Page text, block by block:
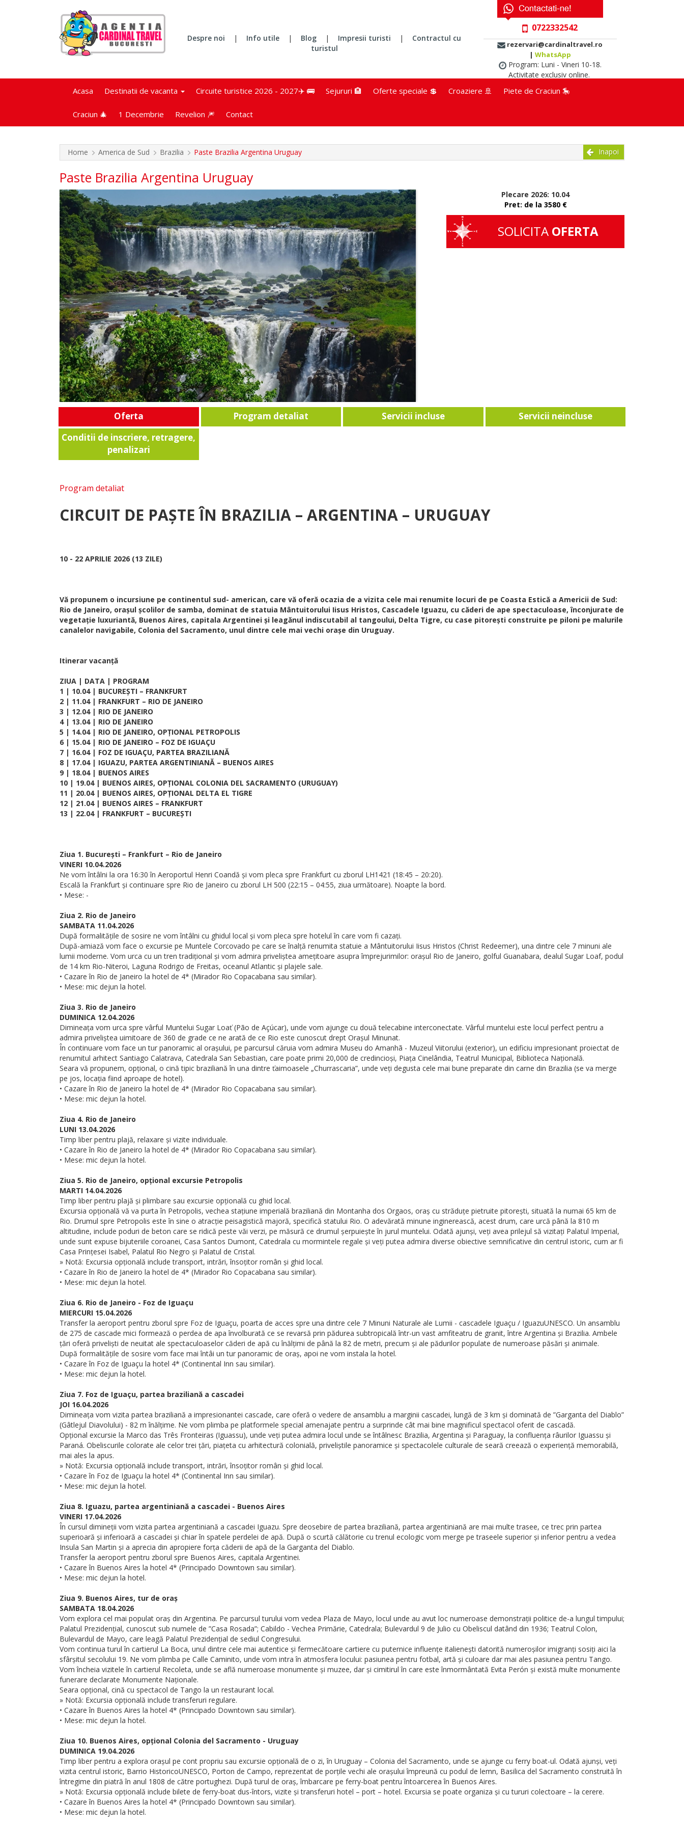
Despre noi | Info utile | Blog | Impresii turisti |
Contractul cu
turistul
0722332542
rezervari@cardinaltravel.ro
| WhatsApp
Program: Luni - Vineri 10-18.
Activitate exclusiv online.
Acasa Destinatii de vacanta Circuite turistice 2026 - 2027✈️ 🚌 Sejururi 🏨 Oferte speciale 💲 Croaziere 🚢 Piete de Craciun 🎠
Craciun 🎄 1 Decembrie Revelion 🎆 Contact
Home America de Sud Brazilia Paste Brazilia Argentina Uruguay Inapoi
Paste Brazilia Argentina Uruguay
Plecare 2026: 10.04
Pret: de la 3580 €
SOLICITA OFERTA
Oferta Program detaliat Servicii incluse
Servicii neincluse
Conditii de inscriere, retragere,
penalizari
Program detaliat
CIRCUIT DE PAȘTE ÎN BRAZILIA – ARGENTINA – URUGUAY
10 - 22 APRILIE 2026 (13 ZILE)
Vă propunem o incursiune pe continentul sud- american, care vă oferă ocazia de a vizita cele mai renumite locuri de pe Coasta Estică a Americii de Sud:
Rio de Janeiro, orașul școlilor de samba, dominat de statuia Mântuitorului Iisus Hristos, Cascadele Iguazu, cu căderi de ape spectaculoase, înconjurate de
vegetație luxuriantă, Buenos Aires, capitala Argentinei și leagănul indiscutabil al tangoului, Delta Tigre, cu case pitorești construite pe piloni pe malurile
canalelor navigabile, Colonia del Sacramento, unul dintre cele mai vechi orașe din Uruguay.
Itinerar vacanță
ZIUA | DATA | PROGRAM
1 | 10.04 | BUCUREȘTI – FRANKFURT
2 | 11.04 | FRANKFURT – RIO DE JANEIRO
3 | 12.04 | RIO DE JANEIRO
4 | 13.04 | RIO DE JANEIRO
5 | 14.04 | RIO DE JANEIRO, OPȚIONAL PETROPOLIS
6 | 15.04 | RIO DE JANEIRO – FOZ DE IGUAÇU
7 | 16.04 | FOZ DE IGUAÇU, PARTEA BRAZILIANĂ
8 | 17.04 | IGUAZU, PARTEA ARGENTINIANĂ – BUENOS AIRES
9 | 18.04 | BUENOS AIRES
10 | 19.04 | BUENOS AIRES, OPȚIONAL COLONIA DEL SACRAMENTO (URUGUAY)
11 | 20.04 | BUENOS AIRES, OPȚIONAL DELTA EL TIGRE
12 | 21.04 | BUENOS AIRES – FRANKFURT
13 | 22.04 | FRANKFURT – BUCUREȘTI
Ziua 1. București – Frankfurt – Rio de Janeiro
VINERI 10.04.2026
Ne vom întâlni la ora 16:30 în Aeroportul Henri Coandă și vom pleca spre Frankfurt cu zborul LH1421 (18:45 – 20:20).
Escală la Frankfurt și continuare spre Rio de Janeiro cu zborul LH 500 (22:15 – 04:55, ziua următoare). Noapte la bord.
• Mese: -
Ziua 2. Rio de Janeiro
SAMBATA 11.04.2026
După formalitățile de sosire ne vom întâlni cu ghidul local și vom pleca spre hotelul în care vom fi cazați.
După-amiază vom face o excursie pe Muntele Corcovado pe care se înalță renumita statuie a Mântuitorului Iisus Hristos (Christ Redeemer), una dintre cele 7 minuni ale
lumii moderne. Vom urca cu un tren tradițional și vom admira priveliștea amețitoare asupra împrejurimilor: orașul Rio de Janeiro, golful Guanabara, dealul Sugar Loaf, podul
de 14 km Rio-Niteroi, Laguna Rodrigo de Freitas, oceanul Atlantic și plajele sale.
• Cazare în Rio de Janeiro la hotel de 4* (Mirador Rio Copacabana sau similar).
• Mese: mic dejun la hotel.
Ziua 3. Rio de Janeiro
DUMINICA 12.04.2026
Dimineața vom urca spre vârful Muntelui Sugar Loať (Pão de Açúcar), unde vom ajunge cu două telecabine interconectate. Vârful muntelui este locul perfect pentru a
admira priveliștea uimitoare de 360 de grade ce ne arată de ce Rio este cunoscut drept Orașul Minunat.
În continuare vom face un tur panoramic al orașului, pe parcursul căruia vom admira Museu do Amanhã - Muzeul Viitorului (exterior), un edificiu impresionant proiectat de
renumitul arhitect Santiago Calatrava, Catedrala San Sebastian, care poate primi 20,000 de credincioși, Piața Cinelândia, Teatrul Municipal, Biblioteca Națională.
Seara vă propunem, opțional, o cină tipic braziliană în una dintre ťaimoasele „Churrascaria”, unde veți degusta cele mai bune preparate din carne din Brazilia (se va merge
pe jos, locația fiind aproape de hotel).
• Cazare în Rio de Janeiro la hotel de 4* (Mirador Rio Copacabana sau similar).
• Mese: mic dejun la hotel.
Ziua 4. Rio de Janeiro
LUNI 13.04.2026
Timp liber pentru plajă, relaxare și vizite individuale.
• Cazare în Rio de Janeiro la hotel de 4* (Mirador Rio Copacabana sau similar).
• Mese: mic dejun la hotel.
Ziua 5. Rio de Janeiro, opțional excursie Petropolis
MARTI 14.04.2026
Timp liber pentru plajă și plimbare sau excursie opțională cu ghid local.
Excursia opțională vă va purta în Petropolis, vechea stațiune imperială braziliană din Montanha dos Orgaos, oraș cu străduțe pietruite pitorești, situată la numai 65 km de
Rio. Drumul spre Petropolis este în sine o atracție peisagistică majoră, specifică statului Rio. O adevărată minune inginerească, acest drum, care urcă până la 810 m
altitudine, include poduri de beton care se ridică peste văi verzi, pe măsură ce drumul șerpuiește în jurul muntelui. Odată ajunși, veți avea prilejul să vizitați Palatul Imperial,
unde sunt expuse bijuteriile coroanei, Casa Santos Dumont, Catedrala cu mormintele regale și veți putea admira diverse obiective semnificative din centrul istoric, cum ar fi
Casa Prințesei Isabel, Palatul Rio Negro și Palatul de Cristal.
» Notă: Excursia opțională include transport, intrări, însoțitor român și ghid local.
• Cazare în Rio de Janeiro la hotel de 4* (Mirador Rio Copacabana sau similar).
• Mese: mic dejun la hotel.
Ziua 6. Rio de Janeiro - Foz de Iguaçu
MIERCURI 15.04.2026
Transfer la aeroport pentru zborul spre Foz de Iguaçu, poarta de acces spre una dintre cele 7 Minuni Naturale ale Lumii - cascadele Iguaçu / IguazuUNESCO. Un ansamblu
de 275 de cascade mici formează o perdea de apa învolburată ce se revarsă prin pădurea subtropicală într-un vast amfiteatru de granit, între Argentina și Brazilia. Ambele
țări oferă priveliști de neuitat ale spectaculoaselor căderi de apă cu înălțimi de până la 82 de metri, precum și ale pădurilor populate de numeroase păsări și animale.
După formalitățile de sosire vom face mai întâi un tur panoramic de oraș, apoi ne vom instala la hotel.
• Cazare în Foz de Iguaçu la hotel 4* (Continental Inn sau similar).
• Mese: mic dejun la hotel.
Ziua 7. Foz de Iguaçu, partea braziliană a cascadei
JOI 16.04.2026
Dimineața vom vizita partea braziliană a impresionantei cascade, care oferă o vedere de ansamblu a marginii cascadei, lungă de 3 km și dominată de ”Garganta del Diablo”
(Gâtlejul Diavolului) - 82 m înălțime. Ne vom plimba pe platformele special amenajate pentru a surprinde cât mai bine magnificul spectacol oferit de cascadă.
Opțional excursie la Marco das Três Fronteiras (Iguassu), unde veți putea admira locul unde se întâlnesc Brazilia, Argentina și Paraguay, la confluența râurilor Iguassu și
Paraná. Obeliscurile colorate ale celor trei țări, piațeta cu arhitectură colonială, priveliștile panoramice și spectacolele culturale de seară creează o experiență memorabilă,
mai ales la apus.
» Notă: Excursia opțională include transport, intrări, însoțitor român și ghid local.
• Cazare în Foz de Iguaçu la hotel 4* (Continental Inn sau similar).
• Mese: mic dejun la hotel.
Ziua 8. Iguazu, partea argentiniană a cascadei - Buenos Aires
VINERI 17.04.2026
În cursul dimineții vom vizita partea argentiniană a cascadei Iguazu. Spre deosebire de partea braziliană, partea argentiniană are mai multe trasee, ce trec prin partea
superioară și inferioară a cascadei și chiar în spatele perdelei de apă. După o scurtă călătorie cu trenul ecologic vom merge pe traseele superior și inferior pentru a vedea
Insula San Martin și a aprecia din apropiere forța căderii de apă de la Garganta del Diablo.
Transfer la aeroport pentru zborul spre Buenos Aires, capitala Argentinei.
• Cazare în Buenos Aires la hotel 4* (Principado Downtown sau similar).
• Mese: mic dejun la hotel.
Ziua 9. Buenos Aires, tur de oraș
SAMBATA 18.04.2026
Vom explora cel mai populat oraș din Argentina. Pe parcursul turului vom vedea Plaza de Mayo, locul unde au avut loc numeroase demonstrații politice de-a lungul timpului;
Palatul Prezidențial, cunoscut sub numele de ”Casa Rosada”; Cabildo - Vechea Primărie, Catedrala; Bulevardul 9 de Julio cu Obeliscul datând din 1936; Teatrul Colon,
Bulevardul de Mayo, care leagă Palatul Prezidențial de sediul Congresului.
Vom continua turul în cartierul La Boca, unul dintre cele mai autentice și fermecătoare cartiere cu puternice influențe italienești datorită numeroșilor imigranți sosiți aici la
sfârșitul secolului 19. Ne vom plimba pe Calle Caminito, unde vom intra în atmosfera locului: pasiunea pentru fotbal, artă și culoare dar mai ales pasiunea pentru Tango.
Vom încheia vizitele în cartierul Recoleta, unde se află numeroase monumente și muzee, dar și cimitirul în care este înmormântată Evita Perón și există multe monumente
funerare declarate Monumente Naționale.
Seara opțional, cină cu spectacol de Tango la un restaurant local.
» Notă: Excursia opțională include transferuri regulare.
• Cazare în Buenos Aires la hotel 4* (Principado Downtown sau similar).
• Mese: mic dejun la hotel.
Ziua 10. Buenos Aires, opțional Colonia del Sacramento - Uruguay
DUMINICA 19.04.2026
Timp liber pentru a explora orașul pe cont propriu sau excursie opțională de o zi, în Uruguay – Colonia del Sacramento, unde se ajunge cu ferry boat-ul. Odată ajunși, veți
vizita centrul istoric, Barrio HistoricoUNESCO, Porton de Campo, reprezentat de porțile vechi ale orașului împreună cu podul de lemn, Basilica del Sacramento construită în
întregime din piatră în anul 1808 de către portughezi. După turul de oraș, îmbarcare pe ferry-boat pentru întoarcerea în Buenos Aires.
» Notă: Excursia opțională include bilete de ferry-boat dus-întors, vizite și transferuri hotel – port – hotel. Excursia se poate organiza și cu tururi colectoare – la cerere.
• Cazare în Buenos Aires la hotel 4* (Principado Downtown sau similar).
• Mese: mic dejun la hotel.